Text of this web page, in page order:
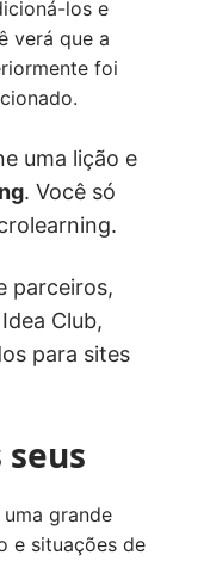
los e
verá que a
foi
uma lição e
. Você só
parceiros,
Club,
para sites
grande
e situações de